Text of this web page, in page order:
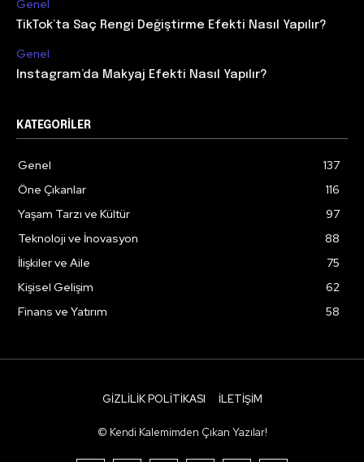
Genel
TikTok’ta Saç Rengi Değiştirme Efekti Nasıl Yapılır?
Genel
Instagram’da Makyaj Efekti Nasıl Yapılır?
KATEGORILER
Genel
137
Öne Çıkanlar
116
Yaşam Tarzı ve Kültür
97
Teknoloji ve İnovasyon
88
İlişkiler ve Aile
75
Kişisel Gelişim
62
Finans ve Yatırım
58
GIZLILIK POLITIKASI İLETIŞIM
© Kendi Kalemimden Çıkan Yazılar!